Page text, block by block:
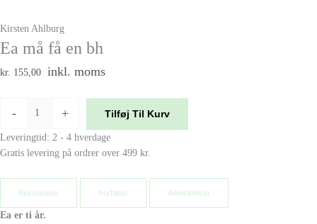
Kirsten Ahlburg
Ea må få en bh
kr. 155,00 inkl. moms
- + Tilføj Til Kurv
Leveringtid: 2 - 4 hverdage
Gratis levering på ordrer over 499 kr.
Beksrivelse Forfatter Anmeldelser
Ea er ti år.